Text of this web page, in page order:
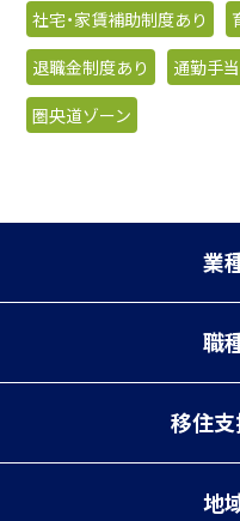
社宅・家賃補助制度あり
退職金制度あり
通勤手
圏央道ゾーン
業
職
移住
地